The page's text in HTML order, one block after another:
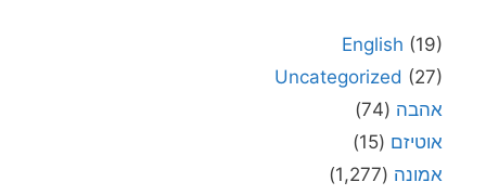
English (19)
Uncategorized (27)
אהבה (74)
אוטיזם (15)
אמונה (1,277)